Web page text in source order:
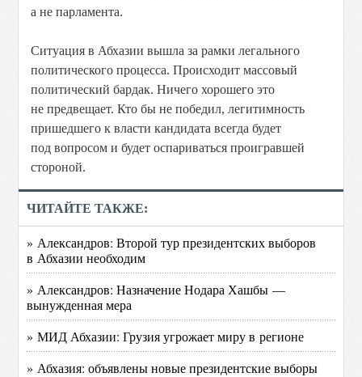
а не парламента.
Ситуация в Абхазии вышла за рамки легального
политического процесса. Происходит массовый
политический бардак. Ничего хорошего это
не предвещает. Кто бы не победил, легитимность
пришедшего к власти кандидата всегда будет
под вопросом и будет оспариваться проигравшей
стороной.
ЧИТАЙТЕ ТАКЖЕ:
» Александров: Второй тур президентских выборов
в Абхазии необходим
» Александров: Назначение Нодара Хашбы —
вынужденная мера
» МИД Абхазии: Грузия угрожает миру в регионе
» Абхазия: объявлены новые президентские выборы